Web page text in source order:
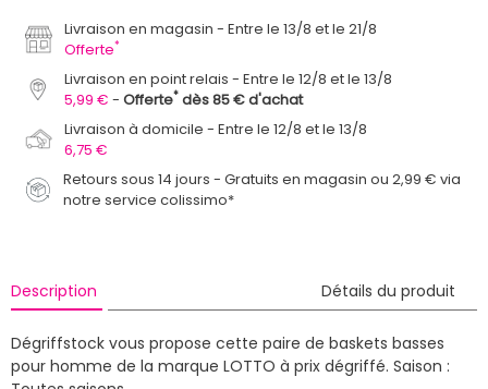
Livraison en magasin
Entre le 13/8 et le 21/8
Offerte*
Livraison en point relais
Entre le 12/8 et le 13/8
5,99 €
Offerte* dès 85 € d'achat
Livraison à domicile
Entre le 12/8 et le 13/8
6,75 €
Retours sous 14 jours - Gratuits en magasin ou 2,99 € via
notre service colissimo*
Description Détails du produit
Dégriffstock vous propose cette paire de baskets basses
pour homme de la marque LOTTO à prix dégriffé. Saison :